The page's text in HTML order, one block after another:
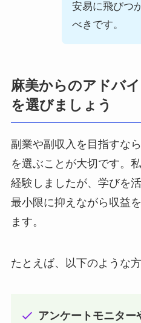
安易に飛びつ
べきです。
麻美からのアドバ
を選びましょう
副業や副収入を目指すな
を選ぶことが大切です。
経験しましたが、学びを
最小限に抑えながら収益
ます。
たとえば、以下のような
アンケートモニター